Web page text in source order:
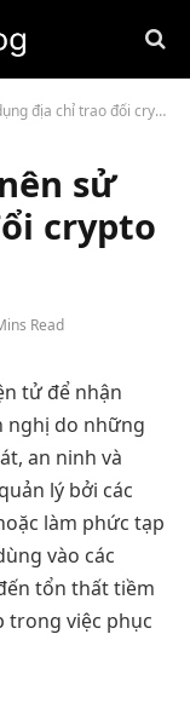
trao đổi crypto cho airdrop?
sử
crypto
Read
tử để nhận
nghị do những
an ninh và
lý bởi các
làm phức tạp
vào các
tổn thất tiềm
trong việc phục